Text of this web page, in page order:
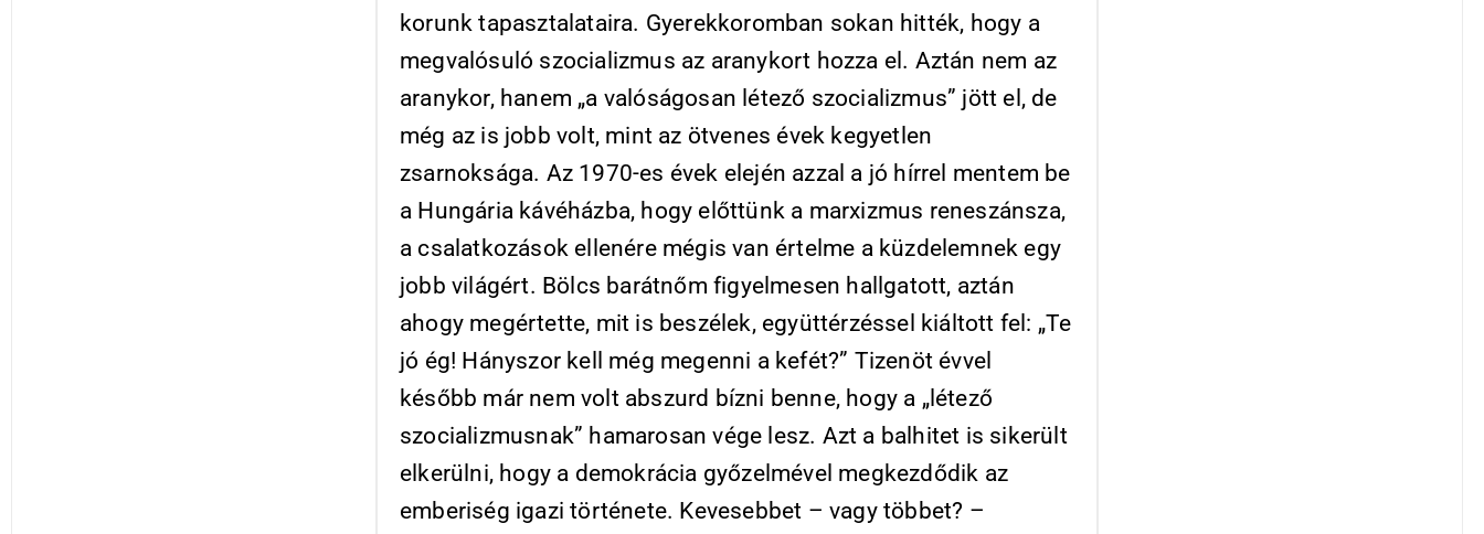
korunk tapasztalataira. Gyerekkoromban sokan hitték, hogy a
megvalósuló szocializmus az aranykort hozza el. Aztán nem az
aranykor, hanem „a valóságosan létező szocializmus” jött el, de
még az is jobb volt, mint az ötvenes évek kegyetlen
zsarnoksága. Az 1970-es évek elején azzal a jó hírrel mentem be
a Hungária kávéházba, hogy előttünk a marxizmus reneszánsza,
a csalatkozások ellenére mégis van értelme a küzdelemnek egy
jobb világért. Bölcs barátnőm figyelmesen hallgatott, aztán
ahogy megértette, mit is beszélek, együttérzéssel kiáltott fel: „Te
jó ég! Hányszor kell még megenni a kefét?” Tizenöt évvel
később már nem volt abszurd bízni benne, hogy a „létező
szocializmusnak” hamarosan vége lesz. Azt a balhitet is sikerült
elkerülni, hogy a demokrácia győzelmével megkezdődik az
emberiség igazi története. Kevesebbet – vagy többet? –